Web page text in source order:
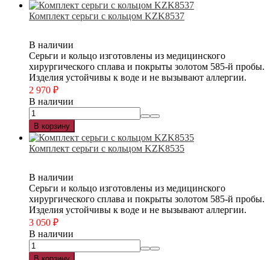
Комплект серьги с кольцом KZK8537
В наличии
Серьги и кольцо изготовлены из медицинского
хирургического сплава и покрыты золотом 585-й пробы.
Изделия устойчивы к воде и не вызывают аллергии.
2 970 ₽
В наличии
В корзину
Комплект серьги с кольцом KZK8535
В наличии
Серьги и кольцо изготовлены из медицинского
хирургического сплава и покрыты золотом 585-й пробы.
Изделия устойчивы к воде и не вызывают аллергии.
3 050 ₽
В наличии